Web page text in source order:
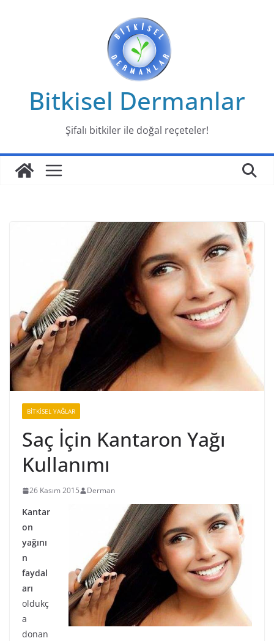
Bitkisel Dermanlar
Şifalı bitkiler ile doğal reçeteler!
BİTKİSEL YAĞLAR
Saç İçin Kantaron Yağı
Kullanımı
26 Kasım 2015 Derman
Kantar
on
yağını
n
faydal
arı
oldukç
a
donan